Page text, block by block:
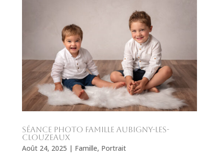
séance photo famille Aubigny-les-
Clouzeaux
Août 24, 2025 | Famille, Portrait